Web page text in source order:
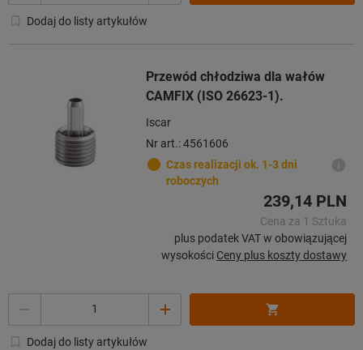
Dodaj do listy artykułów
Przewód chłodziwa dla wałów
CAMFIX (ISO 26623-1).
Iscar
Nr art.: 4561606
Czas realizacji ok. 1-3 dni
roboczych
239,14 PLN
Cena za 1 Sztuka
plus podatek VAT w obowiązującej
wysokości Ceny plus koszty dostawy
Dodaj do listy artykułów